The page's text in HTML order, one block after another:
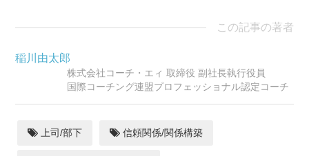
この記事の著者
稲川由太郎
株式会社コーチ・エィ 取締役 副社長執行役員
国際コーチング連盟プロフェッショナル認定コーチ
上司/部下 信頼関係/関係構築